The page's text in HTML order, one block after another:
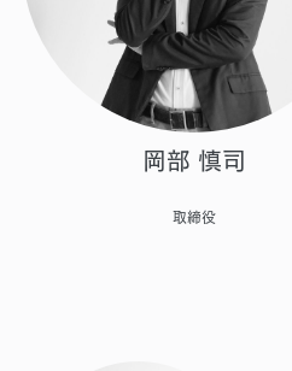
岡部 慎司
取締役